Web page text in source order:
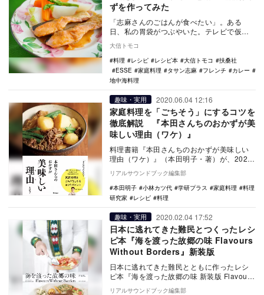
ずを作ってみた
「志麻さんのごはんが食べたい」。ある
日、私の胃袋がつぶやいた。テレビで仮面
る伝説の家政婦…
大信トモコ
料理
レシピ レシピ本 大信トモコ
扶桑社
ESSE
家庭料理 タサン志麻 フレンチ
カレー
地中海料理
趣味・実用 2020.06.04 12:16
家庭料理を「ごちそう」にするコツを
徹底解説 『本田さんちのおかずが美
味しい理由（ワケ）』
料理書籍『本田さんちのおかずが美味しい
理由（ワケ）』（本田明子・著）が、2020
年6月4日に学研プラスより発売された。
本書…
リアルサウンドブック編集部
本田明子
小林カツ代 学研プラス 家庭料理
料理
研究家
レシピ 料理
趣味・実用 2020.02.04 17:52
日本に逃れてきた難民とつくったレシ
ピ本『海を渡った故郷の味 Flavours
Without Borders』新装版
日本に逃れてきた難民とともに作ったレシ
ピ本『海を渡った故郷の味 新装版 Flavours
Without Borders new…
リアルサウンドブック編集部